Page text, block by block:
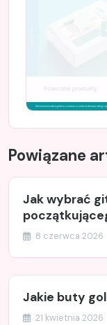
Powiązane
Jak wybrać
8 czerwca 2026
Jakie buty
21 kwietnia 2026